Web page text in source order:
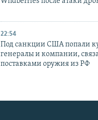
22:54
Под санкции США попали
генералы и компании,
поставками оружия из РФ